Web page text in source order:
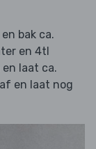
en bak ca.
en 4tl
laat ca.
en laat nog